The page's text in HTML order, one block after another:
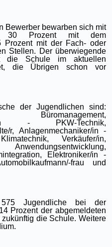
Bewerber bewarben sich mit
30 Prozent mit dem
Prozent mit der Fach- oder
Stellen. Der überwiegende
die Schule im aktuellen
die Übrigen schon vor
der Jugendlichen sind:
in - PKW-Technik,
r, Anlagenmechaniker/in -
Verkäufer/in,
Elektroniker/in -
frau und
Jugendliche bei der
Prozent der abgemeldeten
die Schule. Weitere